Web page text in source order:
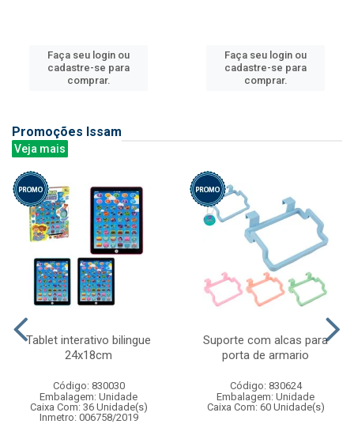
Faça seu login ou
cadastre-se para
comprar.
Faça seu login ou
cadastre-se para
comprar.
Promoções Issam
Veja mais
Tablet interativo bilingue
24x18cm
Código: 830030
Embalagem: Unidade
Caixa Com: 36 Unidade(s)
Inmetro: 006758/2019
Suporte com alcas para
porta de armario
Código: 830624
Embalagem: Unidade
Caixa Com: 60 Unidade(s)